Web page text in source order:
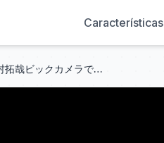
Características
【木村さ〜〜ん！】木村拓哉ビックカメラで予約した「iPhone 17 Pro」に機種変更する